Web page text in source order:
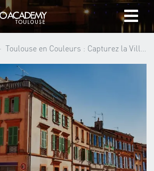
Accueil
Photographes
Offrir une Carte Cadeau
Panier
/EUR
Toulouse en Couleurs : Capturez la Ville Autrement avec Sylvain Dionisio ·